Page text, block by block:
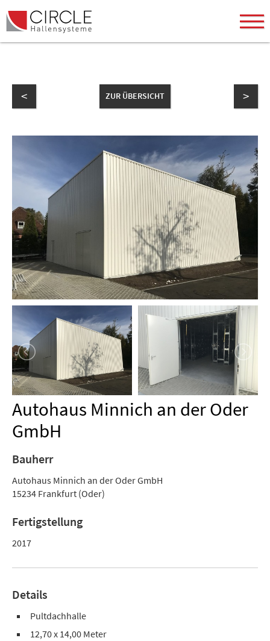
< ZUR ÜBERSICHT >
Autohaus Minnich an der Oder
GmbH
Bauherr
Autohaus Minnich an der Oder GmbH
15234 Frankfurt (Oder)
Fertigstellung
2017
Details
Pultdachhalle
12,70 x 14,00 Meter